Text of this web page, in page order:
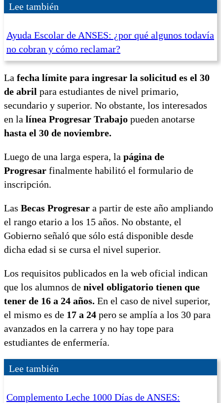
Lee también
Ayuda Escolar de ANSES: ¿por qué algunos todavía
no cobran y cómo reclamar?
La fecha límite para ingresar la solicitud es el 30
de abril para estudiantes de nivel primario,
secundario y superior. No obstante, los interesados
en la línea Progresar Trabajo pueden anotarse
hasta el 30 de noviembre.
Luego de una larga espera, la página de
Progresar finalmente habilitó el formulario de
inscripción.
Las Becas Progresar a partir de este año ampliando
el rango etario a los 15 años. No obstante, el
Gobierno señaló que sólo está disponible desde
dicha edad si se cursa el nivel superior.
Los requisitos publicados en la web oficial indican
que los alumnos de nivel obligatorio tienen que
tener de 16 a 24 años. En el caso de nivel superior,
el mismo es de 17 a 24 pero se amplía a los 30 para
avanzados en la carrera y no hay tope para
estudiantes de enfermería.
Lee también
Complemento Leche 1000 Días de ANSES: